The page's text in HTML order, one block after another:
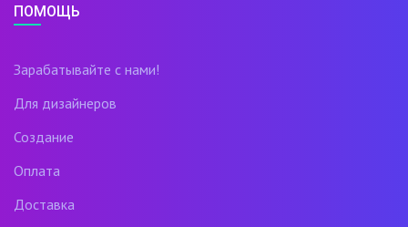
ПОМОЩЬ
Зарабатывайте с нами!
Для дизайнеров
Создание
Оплата
Доставка